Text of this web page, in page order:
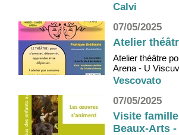
Calvi
07/05/2025
Atelier
Atelier théâtre
Arena - U
Vescovato
07/05/2025
Visite
Beaux-Arts